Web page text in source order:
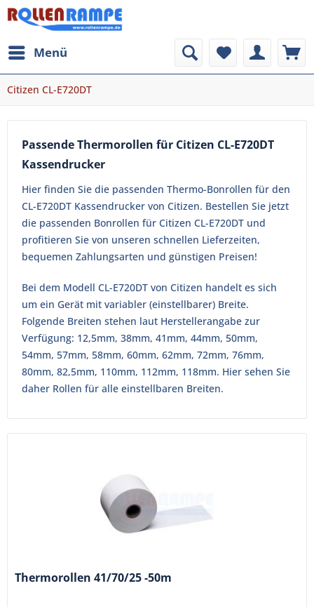
Menü
Citizen CL-E720DT
Passende Thermorollen für Citizen CL-E720DT
Kassendrucker
Hier finden Sie die passenden Thermo-Bonrollen für den
CL-E720DT Kassendrucker von Citizen. Bestellen Sie jetzt
die passenden Bonrollen für Citizen CL-E720DT und
profitieren Sie von unseren schnellen Lieferzeiten,
bequemen Zahlungsarten und günstigen Preisen!
Bei dem Modell CL-E720DT von Citizen handelt es sich
um ein Gerät mit variabler (einstellbarer) Breite.
Folgende Breiten stehen laut Herstellerangabe zur
Verfügung: 12,5mm, 38mm, 41mm, 44mm, 50mm,
54mm, 57mm, 58mm, 60mm, 62mm, 72mm, 76mm,
80mm, 82,5mm, 110mm, 112mm, 118mm. Hier sehen Sie
daher Rollen für alle einstellbaren Breiten.
Thermorollen 41/70/25 -50m